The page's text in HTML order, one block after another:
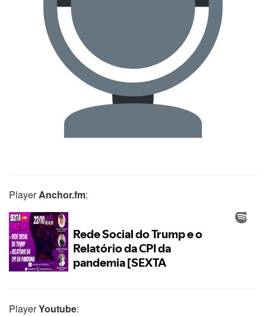
PlayerAnchor.fm:
PlayerYoutube: